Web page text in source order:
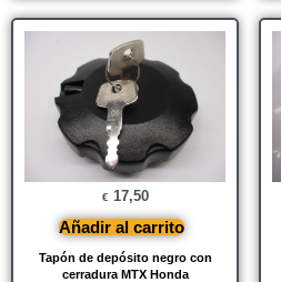
Tapón de depósito negro con
cerradura MTX Honda
€ 17,50
Añadir al carrito